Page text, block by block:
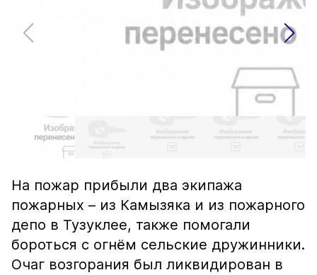
На пожар прибыли два экипажа
пожарных – из Камызяка и из пожарного
депо в Тузуклее, также помогали
бороться с огнём сельские дружинники.
Очаг возгорания был ликвидирован в